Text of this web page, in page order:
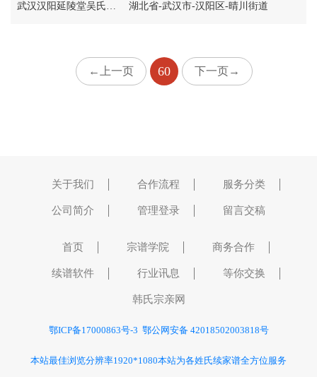
武汉汉阳延陵堂吴氏宗源 湖北省-武汉市-汉阳区-晴川街道
←上一页 60 下一页→
关于我们 合作流程 服务分类
公司简介 管理登录 留言交稿
首页 宗谱学院 商务合作
续谱软件 行业讯息 等你交换
韩氏宗亲网
鄂ICP备17000863号-3 鄂公网安备 42018502003818号
本站最佳浏览分辨率1920*1080本站为各姓氏续家谱全方位服务